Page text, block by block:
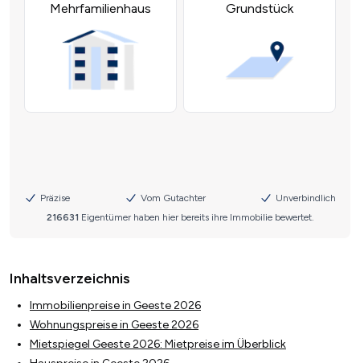
Inhaltsverzeichnis
Immobilienpreise in Geeste 2026
Wohnungspreise in Geeste 2026
Mietspiegel Geeste 2026: Mietpreise im Überblick